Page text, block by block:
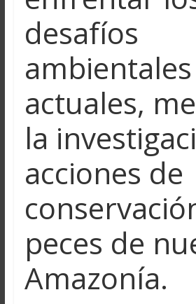
desafíos
ambientales
actuales,
la
acciones de
peces de
Amazonía.